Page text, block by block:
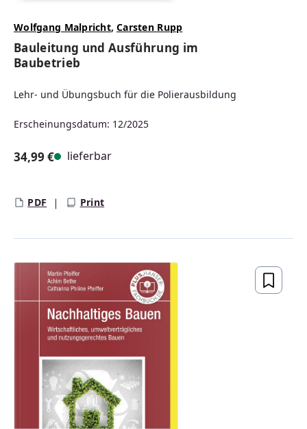
Wolfgang Malpricht,Carsten Rupp
Bauleitung und Ausführung im
Baubetrieb
Lehr- und Übungsbuch für die Polierausbildung
Erscheinungsdatum: 12/2025
34,99 € lieferbar
PDF Print